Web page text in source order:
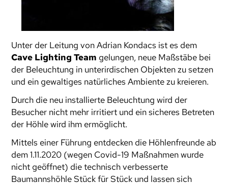
Unter der Leitung von Adrian Kondacs ist es dem
Cave Lighting Team gelungen, neue Maßstäbe bei
der Beleuchtung in unterirdischen Objekten zu setzen
und ein gewaltiges natürliches Ambiente zu kreieren.
Durch die neu installierte Beleuchtung wird der
Besucher nicht mehr irritiert und ein sicheres Betreten
der Höhle wird ihm ermöglicht.
Mittels einer Führung entdecken die Höhlenfreunde ab
dem 1.11.2020 (wegen Covid-19 Maßnahmen wurde
nicht geöffnet) die technisch verbesserte
Baumannshöhle Stück für Stück und lassen sich